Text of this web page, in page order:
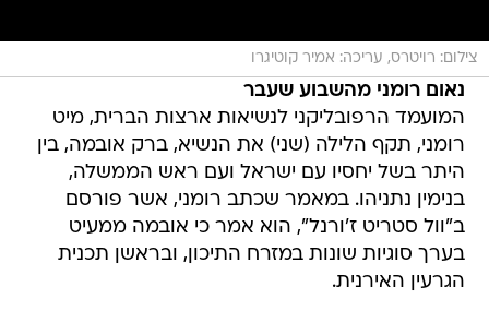
צילום: רויטרס, עריכה: אמיר קוטיגרו
נאום רומני מהשבוע שעבר
המועמד הרפובליקני לנשיאות ארצות הברית, מיט
רומני, תקף הלילה (שני) את הנשיא, ברק אובמה, בין
היתר בשל יחסיו עם ישראל ועם ראש הממשלה,
בנימין נתניהו. במאמר שכתב רומני, אשר פורסם
ב"וול סטריט ז'ורנל", הוא אמר כי אובמה ממעיט
בערך סוגיות שונות במזרח התיכון, ובראשן תכנית
הגרעין האירנית.